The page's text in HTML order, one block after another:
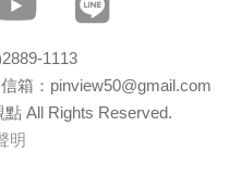
1113
箱：pinview50@gmail.com
All Rights Reserved.
明